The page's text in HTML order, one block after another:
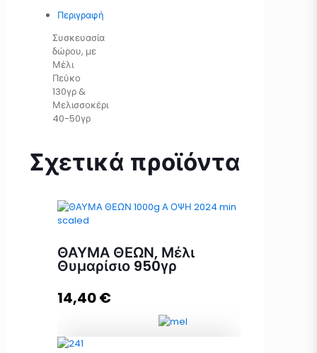
Περιγραφή
Συσκευασία
δώρου, με
Μέλι
Πεύκο
130γρ &
Μελισσοκέρι
40-50γρ
Σχετικά προϊόντα
ΘΑΥΜΑ ΘΕΩΝ, Μέλι
Θυμαρίσιο 950γρ
14,40€